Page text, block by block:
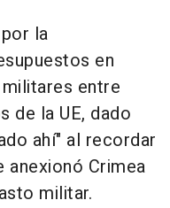
la
en
entre
de la UE, dado
ahí" al recordar
anexionó Crimea
militar.